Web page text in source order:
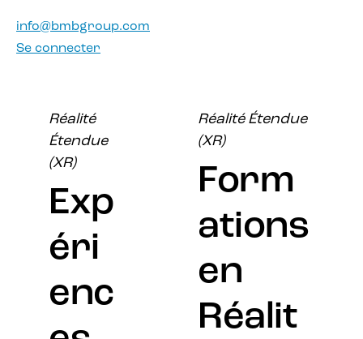
info@bmbgroup.com
Se connecter
Réalité
Étendue
(XR)
Exp
éri
enc
Réalité Étendue
(XR)
Form
ations
en
Réalit